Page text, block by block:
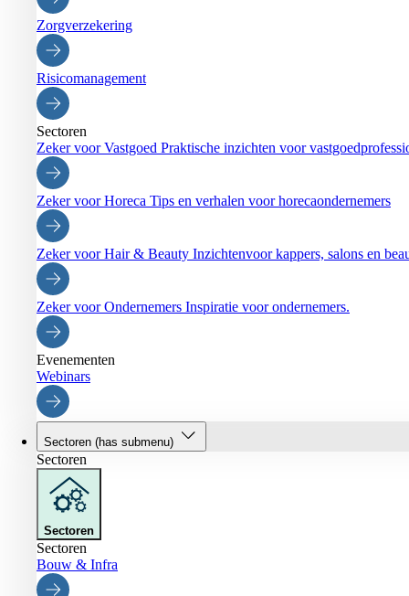
Zorgverzekering
Risicomanagement
Sectoren
Zeker voor Vastgoed Praktische inzichten voor
Zeker voor Horeca Tips en verhalen voor horecaondernemers
Zeker voor Hair & Beauty Inzichtenvoor kappers, salons en
Zeker voor Ondernemers Inspiratie voor ondernemers.
Evenementen
Webinars
Sectoren (has submenu)
Sectoren
Sectoren
Sectoren
Bouw & Infra